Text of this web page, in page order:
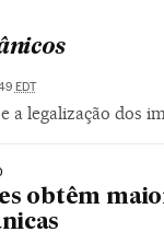
EDT
a legalização dos
obtêm